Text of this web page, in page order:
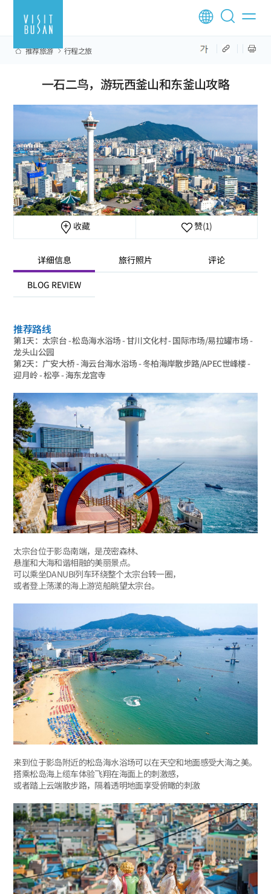
推荐旅游 行程之旅
一石二鸟，游玩西釜山和东釜山攻略
收藏 赞(1)
详细信息 旅行照片 评论
BLOG REVIEW
推荐路线
第1天：太宗台 - 松岛海水浴场 - 甘川文化村 - 国际市场/易拉罐市场 -
龙头山公园
第2天：广安大桥 - 海云台海水浴场 - 冬柏海岸散步路/APEC世峰楼 -
迎月岭 - 松亭 - 海东龙宫寺
太宗台位于影岛南端，是茂密森林、
悬崖和大海和谐相融的美丽景点。
可以乘坐DANUBI列车环绕整个太宗台转一圈，
或者登上荡漾的海上游览船眺望太宗台。
来到位于影岛附近的松岛海水浴场可以在天空和地面感受大海之美。
搭乘松岛海上缆车体验飞翔在海面上的刺激感，
或者踏上云端散步路，隔着透明地面享受俯瞰的刺激